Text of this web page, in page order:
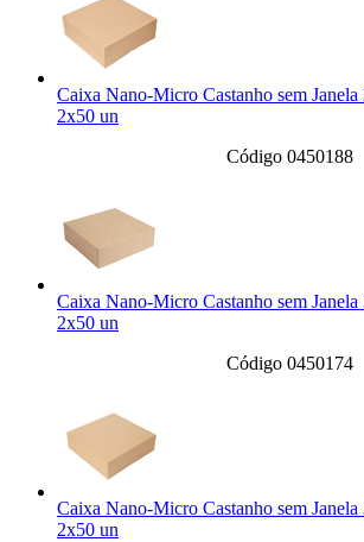
Caixa Nano-Micro Castanho sem
2x50 un
Código 0450188
Caixa Nano-Micro Castanho sem
2x50 un
Código 0450174
Caixa Nano-Micro Castanho sem
2x50 un